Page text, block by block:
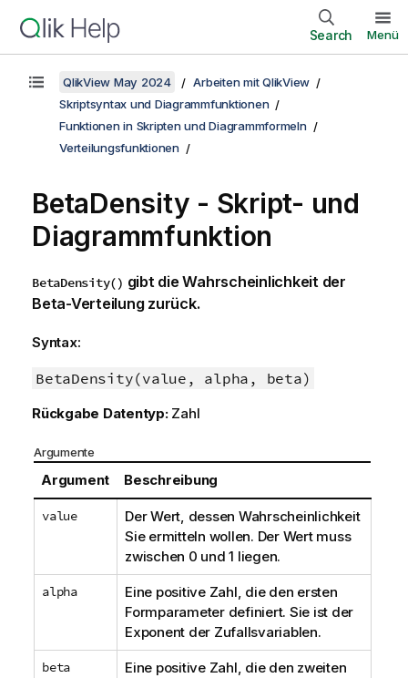
Search Menü
QlikView May 2024
Arbeiten mit QlikView
Skriptsyntax und Diagrammfunktionen
Funktionen in Skripten und Diagrammformeln
Verteilungsfunktionen
BetaDensity - Skript- und
Diagrammfunktion
BetaDensity() gibt die Wahrscheinlichkeit der
Beta-Verteilung zurück.
Syntax:
BetaDensity(value, alpha, beta)
Rückgabe Datentyp: Zahl
Argumente
Argument Beschreibung
value
Der Wert, dessen Wahrscheinlichkeit
Sie ermitteln wollen. Der Wert muss
zwischen 0 und 1 liegen.
alpha
Eine positive Zahl, die den ersten
Formparameter definiert. Sie ist der
Exponent der Zufallsvariablen.
beta
Eine positive Zahl, die den zweiten